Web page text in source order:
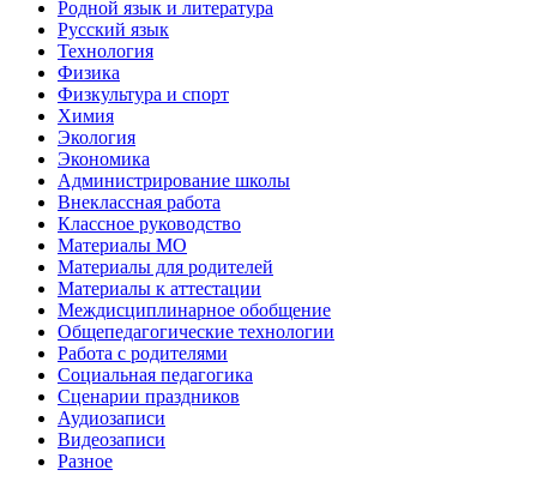
Родной язык и литература
Русский язык
Технология
Физика
Физкультура и спорт
Химия
Экология
Экономика
Администрирование школы
Внеклассная работа
Классное руководство
Материалы МО
Материалы для родителей
Материалы к аттестации
Междисциплинарное обобщение
Общепедагогические технологии
Работа с родителями
Социальная педагогика
Сценарии праздников
Аудиозаписи
Видеозаписи
Разное